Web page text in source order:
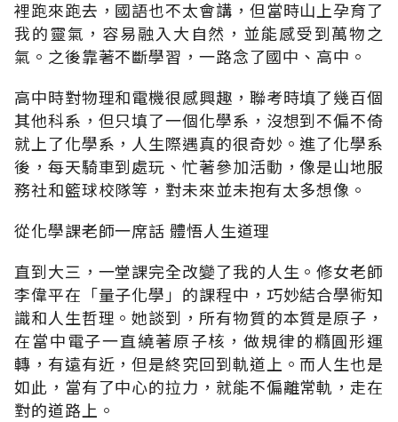
裡跑來跑去，國語也不太會講，但當時山上孕育了
我的靈氣，容易融入大自然，並能感受到萬物之
氣。之後靠著不斷學習，一路念了國中、高中。
高中時對物理和電機很感興趣，聯考時填了幾百個
其他科系，但只填了一個化學系，沒想到不偏不倚
就上了化學系，人生際遇真的很奇妙。進了化學系
後，每天騎車到處玩、忙著參加活動，像是山地服
務社和籃球校隊等，對未來並未抱有太多想像。
從化學課老師一席話 體悟人生道理
直到大三，一堂課完全改變了我的人生。修女老師
李偉平在「量子化學」的課程中，巧妙結合學術知
識和人生哲理。她談到，所有物質的本質是原子，
在當中電子一直繞著原子核，做規律的橢圓形運
轉，有遠有近，但是終究回到軌道上。而人生也是
如此，當有了中心的拉力，就能不偏離常軌，走在
對的道路上。